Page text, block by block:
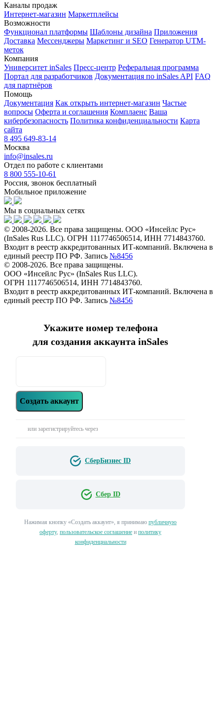
Каналы продаж
Интернет-магазин Маркетплейсы
Возможности
Функционал платформы Шаблоны дизайна Приложения
Доставка Мессенджеры Маркетинг и SEO Генератор UTM-
меток
Компания
Университет inSales Пресс-центр Реферальная программа
Портал для разработчиков Документация по inSales API FAQ
для партнёров
Помощь
Документация Как открыть интернет-магазин Частые
вопросы Оферта и соглашения Комплаенс Ваша
кибербезопасность Политика конфиденциальности Карта
сайта
8 495 649-83-14
Москва
info@insales.ru
Отдел по работе с клиентами
8 800 555-10-61
Россия, звонок бесплатный
Мобильное приложение
Мы в социальных сетях
© 2008-2026. Все права защищены. ООО «Инсейлс Рус»
(InSales Rus LLC). ОГРН 1117746506514, ИНН 7714843760.
Входит в реестр аккредитованных ИТ-компаний. Включена в
единый реестр ПО РФ. Запись №8456
© 2008-2026. Все права защищены.
ООО «Инсейлс Рус» (InSales Rus LLC).
ОГРН 1117746506514, ИНН 7714843760.
Входит в реестр аккредитованных ИТ-компаний. Включена в
единый реестр ПО РФ. Запись №8456
Укажите номер телефона
для создания аккаунта inSales
Создать аккаунт
или зарегистрируйтесь через
СберБизнес ID
Сбер ID
Нажимая кнопку «‎Создать аккаунт»‎, я принимаю публичную
оферту, пользовательское соглашение и политику
конфиденциальности